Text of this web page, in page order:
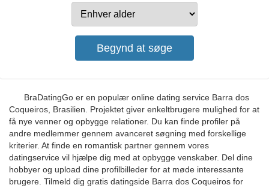
BraDatingGo er en populær online dating service Barra dos
Coqueiros, Brasilien. Projektet giver enkeltbrugere mulighed for at
få nye venner og opbygge relationer. Du kan finde profiler på
andre medlemmer gennem avanceret søgning med forskellige
kriterier. At finde en romantisk partner gennem vores
datingservice vil hjælpe dig med at opbygge venskaber. Del dine
hobbyer og upload dine profilbilleder for at møde interessante
brugere. Tilmeld dig gratis datingside Barra dos Coqueiros for